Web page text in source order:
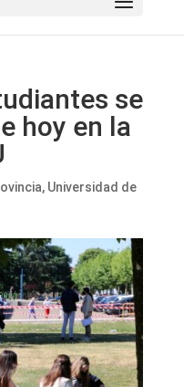
se
hoy en la
, Universidad de